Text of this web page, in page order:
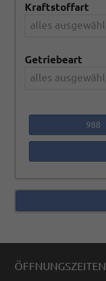
Kraftstoffart
alles
Getriebeart
alles
988
ÖFFNUNGSZEITEN